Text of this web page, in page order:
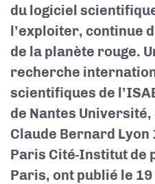
du logiciel
l’exploiter, continue
de la planète rouge.
recherche
scientifiques de
de Nantes Université,
Claude Bernard Lyon
Paris Cité-Institut de
Paris, ont publié le